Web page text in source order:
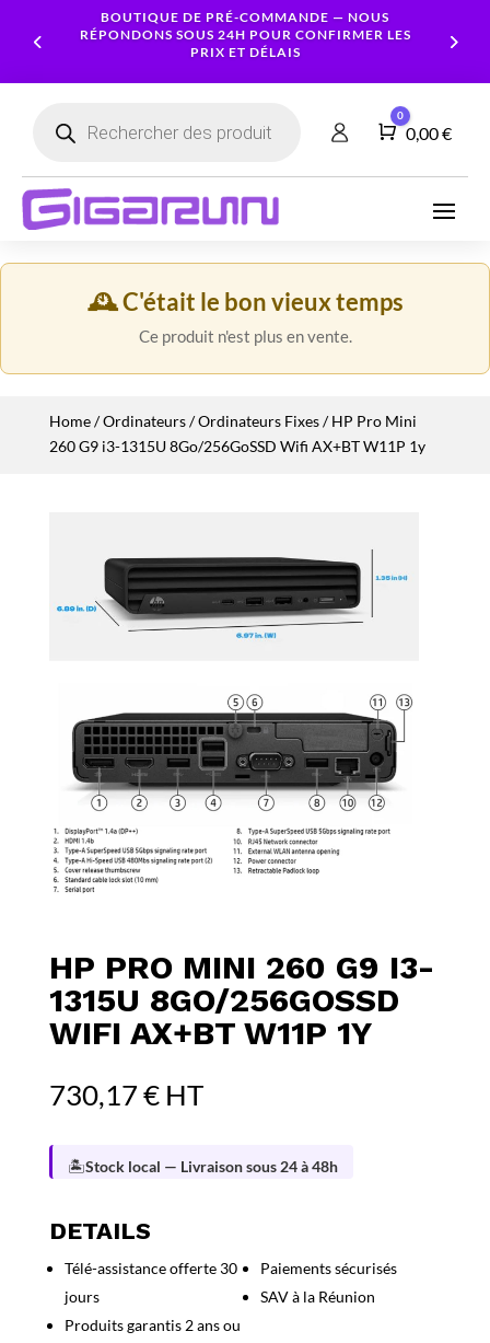
BOUTIQUE DE PRÉ-COMMANDE — NOUS
RÉPONDONS SOUS 24H POUR CONFIRMER LES
PRIX ET DÉLAIS
produits
Panier
0
0,00€
🕰️ C'était le bon vieux temps
Ce produit n'est plus en vente.
Home/Ordinateurs/Ordinateurs Fixes/ HP Pro Mini
260 G9 i3-1315U 8Go/256GoSSD Wifi AX+BT W11P 1y
HP PRO MINI 260 G9 I3-
1315U 8GO/256GOSSD
WIFI AX+BT W11P 1Y
730,17€ HT
🏝️Stock local — Livraison sous 24 à 48h
DETAILS
Télé-assistance offerte 30
jours
Produits garantis 2 ans ou
Paiements sécurisés
SAV à la Réunion
Ordinateurs Processeur
Mémoire
PC
ImprimantesCaméras
&
Serveurs
Onduleurs
Montres
connectées